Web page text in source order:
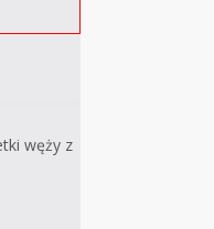
węży z